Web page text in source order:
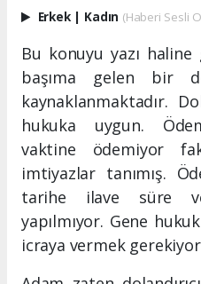
Erkek | Kadın (Haberi Sesli
Bu konuyu yazı
başıma gelen bir
kaynaklanmaktadır.
hukuka uygun.
vaktine ödemiyor
imtiyazlar tanımış.
tarihe ilave süre
yapılmıyor. Gene
icraya vermek